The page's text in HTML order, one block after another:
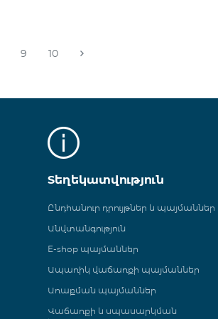
9 10
Տեղեկատվություն
Ընդհանուր դրույթներ և պայմաններ
Անվտանգություն
E-shop պայմաններ
Ապառիկ վաճառքի պայմաններ
Առաքման պայմաններ
Վաճառքի և սպասարկման